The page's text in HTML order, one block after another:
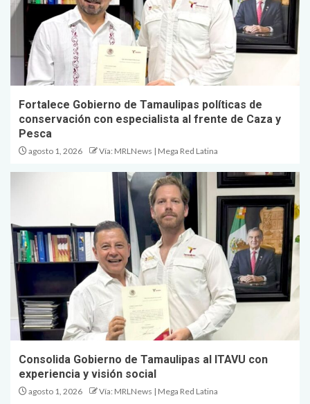
Fortalece Gobierno de Tamaulipas políticas de
conservación con especialista al frente de Caza y
Pesca
agosto 1, 2026 Vía: MRLNews | Mega Red Latina
Consolida Gobierno de Tamaulipas al ITAVU con
experiencia y visión social
agosto 1, 2026 Vía: MRLNews | Mega Red Latina